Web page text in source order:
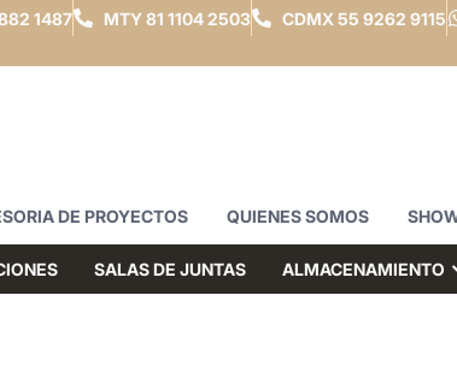
1487 MTY81 1104 2503 CDMX 55 9262 9115
DE PROYECTOS QUIENES SOMOS
SALAS DE JUNTAS ALMACENAMIENTO